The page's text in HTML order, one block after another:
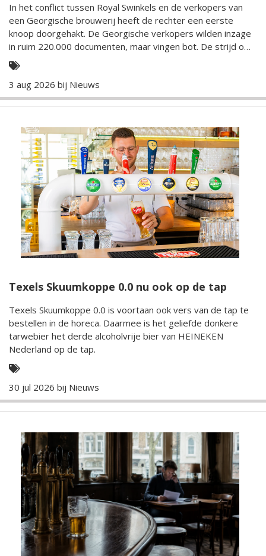
In het conflict tussen Royal Swinkels en de verkopers van
een Georgische brouwerij heeft de rechter een eerste
knoop doorgehakt. De Georgische verkopers wilden inzage
in ruim 220.000 documenten, maar vingen bot. De strijd om
10 miljoen dollar is daarmee nog niet voorbij.
3 aug 2026 bij Nieuws
Texels Skuumkoppe 0.0 nu ook op de tap
Texels Skuumkoppe 0.0 is voortaan ook vers van de tap te
bestellen in de horeca. Daarmee is het geliefde donkere
tarwebier het derde alcoholvrije bier van HEINEKEN
Nederland op de tap.
30 jul 2026 bij Nieuws